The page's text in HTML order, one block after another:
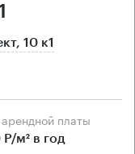
10 к1
арендной платы
Р/м² в год